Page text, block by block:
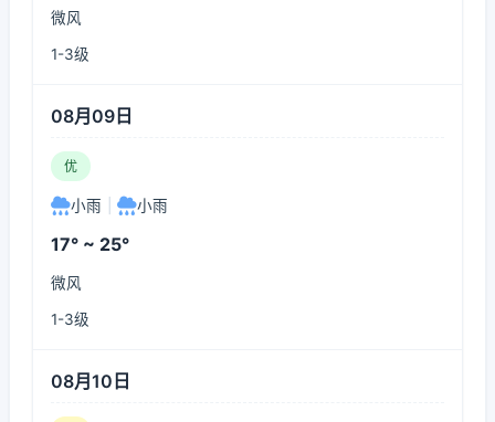
微风
1-3级
08月09日
优
小雨 小雨
17° ~ 25°
微风
1-3级
08月10日